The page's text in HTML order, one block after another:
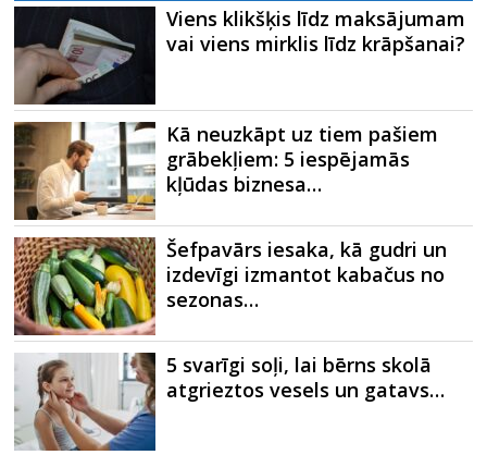
Viens klikšķis līdz maksājumam
vai viens mirklis līdz krāpšanai?
Kā neuzkāpt uz tiem pašiem
grābekļiem: 5 iespējamās
kļūdas biznesa…
Šefpavārs iesaka, kā gudri un
izdevīgi izmantot kabačus no
sezonas…
5 svarīgi soļi, lai bērns skolā
atgrieztos vesels un gatavs…